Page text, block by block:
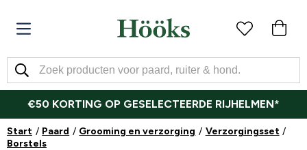
€50 KORTING OP GESELECTEERDE RIJHELMEN*
Start Paard Grooming en verzorging
Verzorgingsset
Borstels